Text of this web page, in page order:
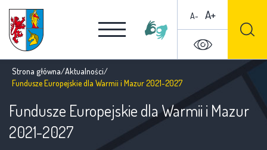
A- A+
Strona główna/Aktualności/
Fundusze Europejskie dla Warmii i Mazur 2021-2027
Fundusze Europejskie dla Warmii i Mazur
2021-2027